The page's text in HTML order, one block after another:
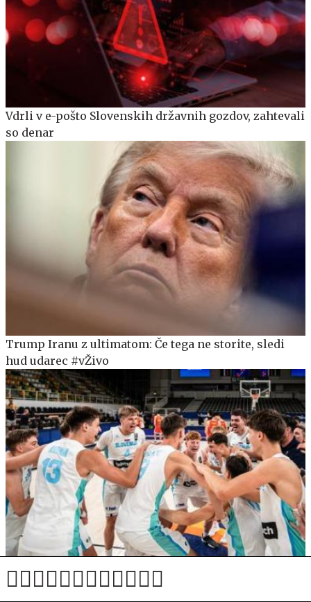
Vdrli v e-pošto Slovenskih državnih gozdov, zahtevali
so denar
Trump Iranu z ultimatom: Če tega ne storite, sledi
hud udarec #vŽivo
Mladi Slovenci danes v boj za zlato